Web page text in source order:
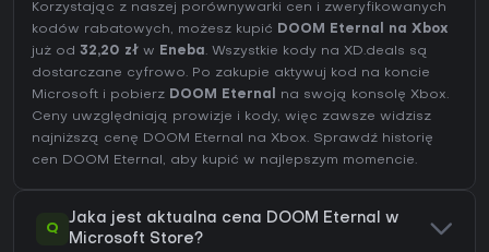
Korzystając z naszej porównywarki cen i zweryfikowanych
kodów rabatowych, możesz kupić DOOM Eternal na Xbox
już od 32,20 zł w Eneba. Wszystkie kody na XD.deals są
dostarczane cyfrowo. Po zakupie aktywuj kod na koncie
Microsoft i pobierz DOOM Eternal
na swoją konsolę Xbox.
Ceny uwzględniają prowizje i kody, więc zawsze widzisz
najniższą cenę DOOM Eternal na Xbox. Sprawdź historię
cen DOOM Eternal , aby kupić w najlepszym momencie.
Q
Jaka jest aktualna cena DOOM Eternal w
Microsoft Store?